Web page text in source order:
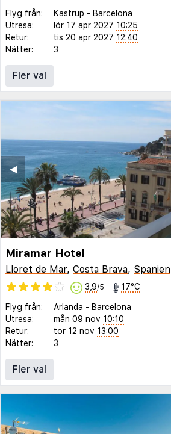
Flyg från: Kastrup - Barcelona
Utresa:
lör 17 apr 2027 10:25
Retur:
tis 20 apr 2027 12:40
Nätter:
3
Fler val
◀︎
Miramar Hotel
Lloret de Mar, Costa Brava, Spanien
3,9/5 17°C
Flyg från: Arlanda - Barcelona
Utresa:
mån 09 nov 10:10
Retur:
tor 12 nov 13:00
Nätter:
3
Fler val